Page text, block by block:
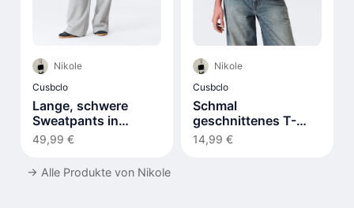
Nikole
Cusbclo
Lange, schwere
Sweatpants in
lockerer Passform
49,99 €
Nikole
Cusbclo
Schmal
geschnittenes T-
Shirt
14,99 €
→ Alle Produkte von Nikole